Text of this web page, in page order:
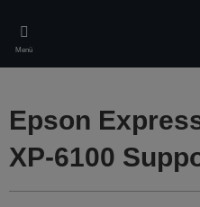
main
content
Menü
Epson
XP-6100